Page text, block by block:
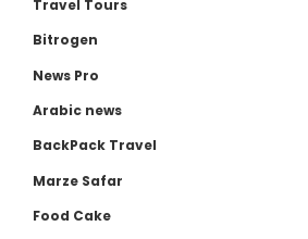
Travel Tours
Bitrogen
News Pro
Arabic news
BackPack Travel
Marze Safar
Food Cake